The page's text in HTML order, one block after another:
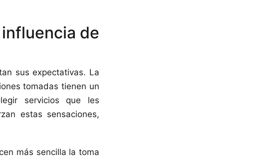
de
sus expectativas. La
tomadas tienen un
servicios que les
estas sensaciones,
más sencilla la toma